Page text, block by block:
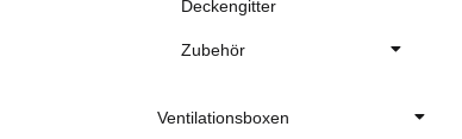
Deckengitter
Zubehör
Ventilationsboxen